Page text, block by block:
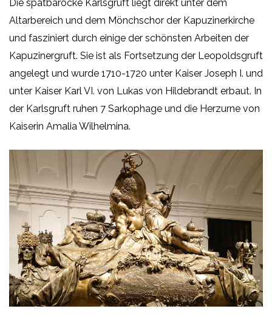
Die spätbarocke Karlsgruft liegt direkt unter dem
Altarbereich und dem Mönchschor der Kapuzinerkirche
und fasziniert durch einige der schönsten Arbeiten der
Kapuzinergruft. Sie ist als Fortsetzung der Leopoldsgruft
angelegt und wurde 1710-1720 unter Kaiser Joseph I. und
unter Kaiser Karl VI. von Lukas von Hildebrandt erbaut. In
der Karlsgruft ruhen 7 Sarkophage und die Herzurne von
Kaiserin Amalia Wilhelmina.